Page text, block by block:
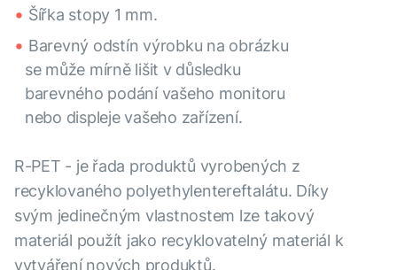
Šířka stopy 1 mm.
Barevný odstín výrobku na obrázku
se může mírně lišit v důsledku
barevného podání vašeho monitoru
nebo displeje vašeho zařízení.
R-PET - je řada produktů vyrobených z
recyklovaného polyethylentereftalátu. Díky
svým jedinečným vlastnostem lze takový
materiál použít jako recyklovatelný materiál k
vytváření nových produktů.